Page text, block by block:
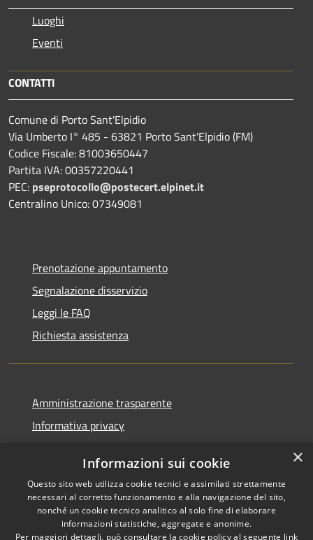
Luoghi
Eventi
CONTATTI
Comune di Porto Sant'Elpidio
Via Umberto I° 485 - 63821 Porto Sant'Elpidio (FM)
Codice Fiscale: 81003650447
Partita IVA: 00357220441
PEC: pseprotocollo@postecert.elpinet.it
Centralino Unico: 07349081
Prenotazione appuntamento
Segnalazione disservizio
Leggi le FAQ
Richiesta assistenza
Amministrazione trasparente
Informativa privacy
Dichiarazione di accessibilità
Piano di miglioramento
×
Informazioni sui cookie
Questo sito web utilizza cookie tecnici e assimilati strettamente
necessari al corretto funzionamento e alla navigazione del sito,
nonché un cookie tecnico analitico al solo fine di elaborare
informazioni statistiche, aggregate e anonime.
Per maggiori dettagli, può consultare la cookie policy al seguente link